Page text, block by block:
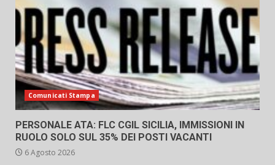
Comunicati Stampa
PERSONALE ATA: FLC CGIL SICILIA, IMMISSIONI IN
RUOLO SOLO SUL 35% DEI POSTI VACANTI
6 Agosto 2026